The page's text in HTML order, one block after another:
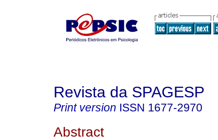
Revista da SPAGESP
Print version ISSN 1677-2970
Abstract